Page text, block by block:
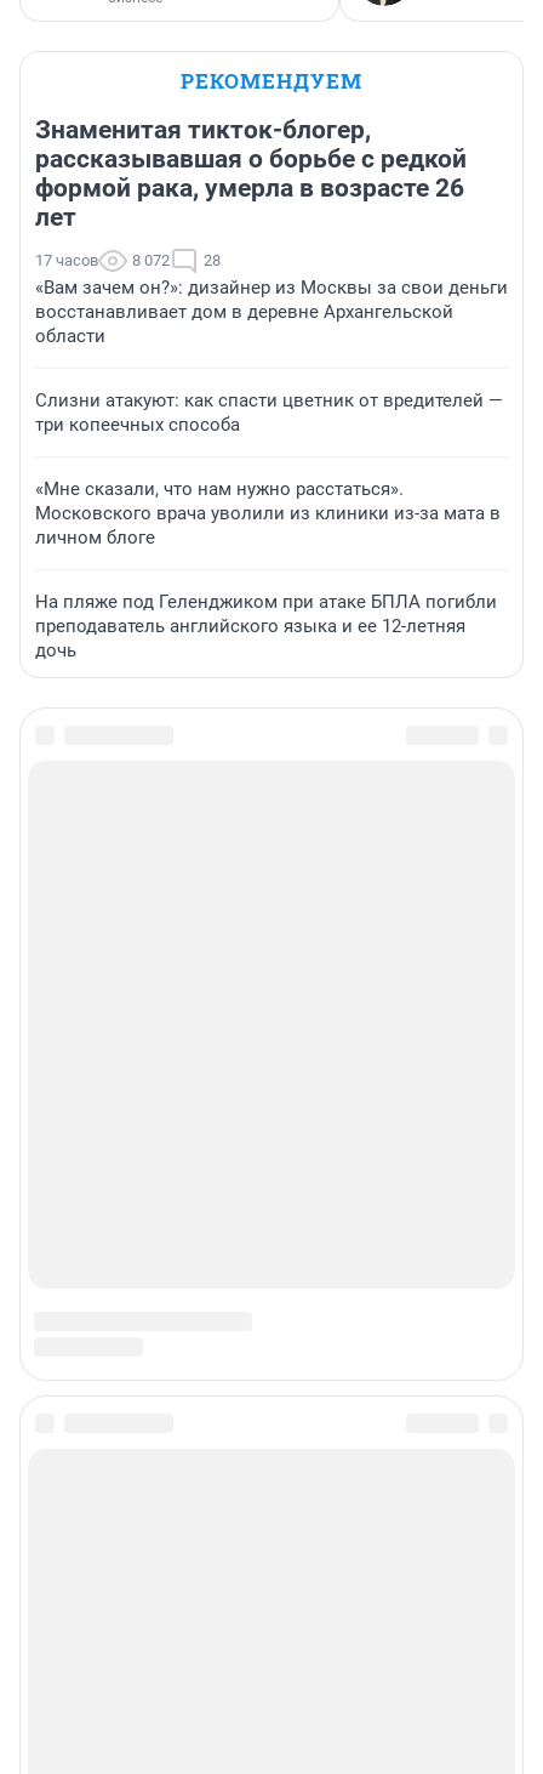
РЕКОМЕНДУЕМ
Знаменитая тикток-блогер,
рассказывавшая о борьбе с редкой
формой рака, умерла в возрасте 26
лет
17 часов 8 072 28
«Вам зачем он?»: дизайнер из Москвы за свои деньги
восстанавливает дом в деревне Архангельской
области
Слизни атакуют: как спасти цветник от вредителей —
три копеечных способа
«Мне сказали, что нам нужно расстаться».
Московского врача уволили из клиники из-за мата в
личном блоге
На пляже под Геленджиком при атаке БПЛА погибли
преподаватель английского языка и ее 12-летняя
дочь